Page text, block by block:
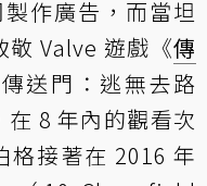
作廣告，而當坦
Valve 遊戲《傳
送門：逃無去路
在 8 年內的觀看次
格接著在 2016 年